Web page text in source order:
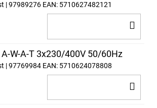
| 97989276 EAN: 5710627482121
W-A-T 3x230/400V 50/60Hz
| 97769984 EAN: 5710624078808